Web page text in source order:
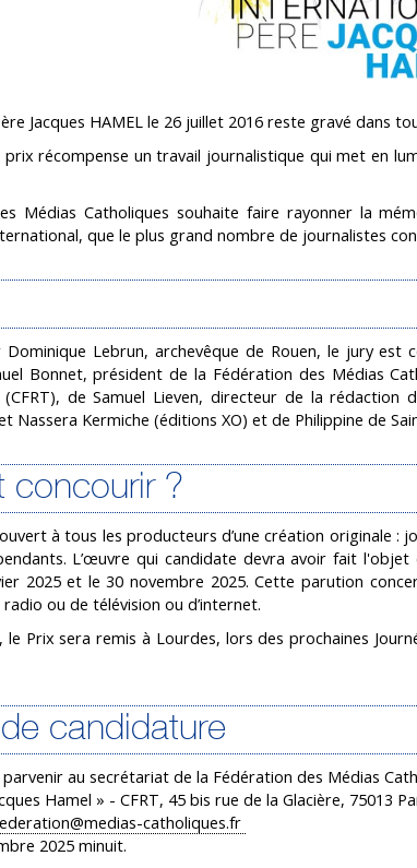
Jacques HAMEL le 26 juillet 2016 reste gravé dans
prix récompense un travail journalistique qui met en
Médias Catholiques souhaite faire rayonner la
que le plus grand nombre de journalistes
Lebrun, archevêque de Rouen, le jury est
Bonnet, président de la Fédération des Médias
(CFRT), de Samuel Lieven, directeur de la
Nassera Kermiche (éditions XO) et de Philippine de
concourir ?
à tous les producteurs d’une création originale :
L’œuvre qui candidate devra avoir fait
2025 et le 30 novembre 2025. Cette parution
ou de télévision ou d’internet.
Prix sera remis à Lourdes, lors des prochaines
candidature
au secrétariat de la Fédération des Médias
Hamel » - CFRT, 45 bis rue de la Glacière, 75013
catholiques.fr
2025 minuit.